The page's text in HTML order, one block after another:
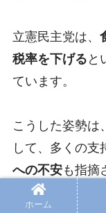
立憲民主党は、
税率を下げる と
ています。
こうした姿勢は、
して、多くの支
への不安も指摘
ホーム